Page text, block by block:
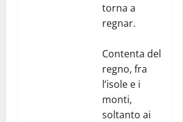
torna a
regnar.
Contenta del
regno, fra
l’isole e i
monti,
soltanto ai